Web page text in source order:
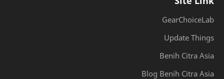
GearChoiceLab
Update Things
Benih Citra Asia
Blog Benih Citra Asia